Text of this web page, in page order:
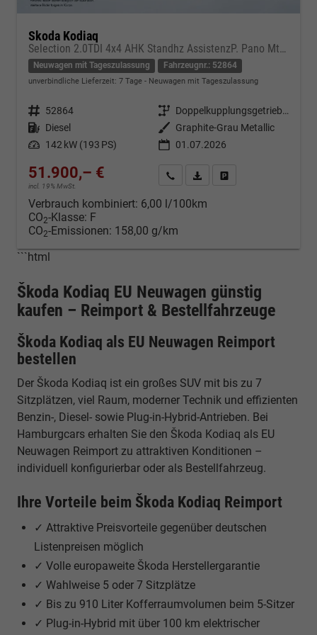
Skoda Kodiaq
Selection 2.0TDI 4x4 AHK Standhz AssistenzP. Pano MtrxLED PerformanceP. Nav
Neuwagen mit Tageszulassung Fahrzeugnr.: 52864
unverbindliche Lieferzeit: 7 Tage Neuwagen mit Tageszulassung
Fahrzeugnr. 52864 Getriebe
Doppelkupplungsgetriebe (DSG)
Kraftstoff Diesel Außenfarbe
Graphite-Grau Metallic
Leistung 142 kW (193 PS) 01.07.2026
51.900,– €
incl. 19% MwSt.
Kontakt & Angebot anfordern
PDF-Datei, Fahrzeugexposé
Verbrauch kombiniert: 6,00 l/100km
CO2-Klasse: F
CO2-Emissionen: 158,00 g/km
```html
Škoda Kodiaq EU Neuwagen günstig
kaufen – Reimport & Bestellfahrzeuge
Škoda Kodiaq als EU Neuwagen Reimport
bestellen
Der Škoda Kodiaq ist ein großes SUV mit bis zu 7
Sitzplätzen, viel Raum, moderner Technik und effizienten
Benzin-, Diesel- sowie Plug-in-Hybrid-Antrieben. Bei
Hamburgcars erhalten Sie den Škoda Kodiaq als EU
Neuwagen Reimport zu attraktiven Konditionen –
individuell konfigurierbar oder als Bestellfahrzeug.
Ihre Vorteile beim Škoda Kodiaq Reimport
✓ Attraktive Preisvorteile gegenüber deutschen
Listenpreisen möglich
✓ Volle europaweite Škoda Herstellergarantie
✓ Wahlweise 5 oder 7 Sitzplätze
✓ Bis zu 910 Liter Kofferraumvolumen beim 5-Sitzer
✓ Plug-in-Hybrid mit über 100 km elektrischer